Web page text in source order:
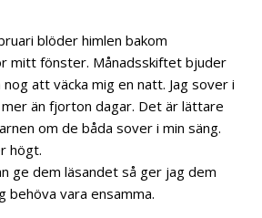
blöder himlen bakom
mitt fönster. Månadsskiftet bjuder
att väcka mig en natt. Jag sover i
än fjorton dagar. Det är lättare
om de båda sover i min säng.
högt.
ge dem läsandet så ger jag dem
behöva vara ensamma.